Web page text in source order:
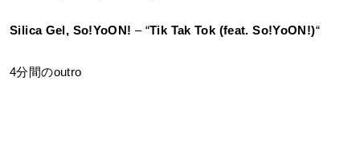
Silica Gel, So!YoON! – “Tik Tak Tok (feat. So!YoON!)“
4分間のoutro